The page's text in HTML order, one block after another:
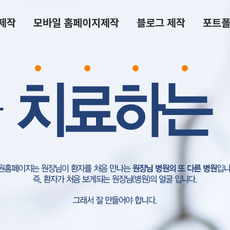
작 모바일 홈페이지제작 블로그 제작 포트